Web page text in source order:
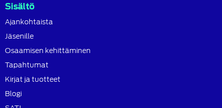
Sisältö
Ajankohtaista
Jäsenille
Osaamisen kehittäminen
Tapahtumat
Kirjat ja tuotteet
Blogi